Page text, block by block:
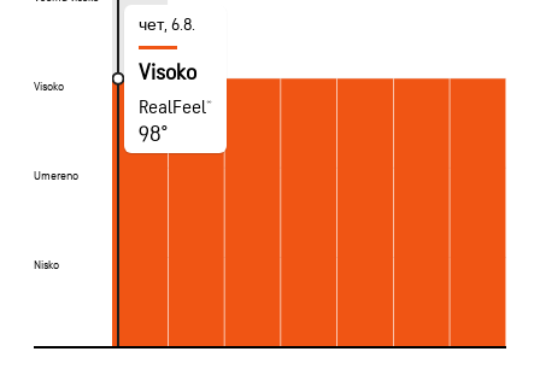
Visoko
Umereno
Nisko
Visoko
Umereno
Nisko
чет, 6.8.
Visoko
RealFeel®
98°